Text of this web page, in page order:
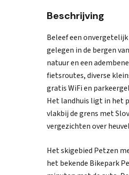
Beschrijving
Beleef een
gelegen in de bergen
natuur en een
fietsroutes, diverse
gratis WiFi en
Het landhuis ligt in het
vlakbij de grens met
vergezichten over
Het skigebied Petzen
het bekende Bikepark